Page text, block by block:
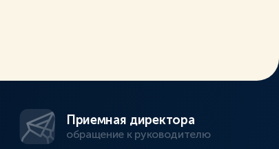
Приемная директора
обращение к руководителю